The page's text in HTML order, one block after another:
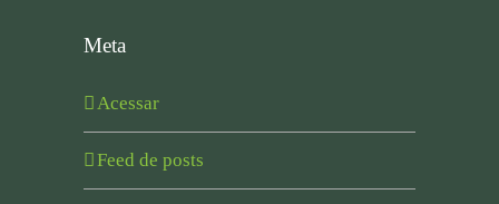
Meta
Acessar
Feed de posts